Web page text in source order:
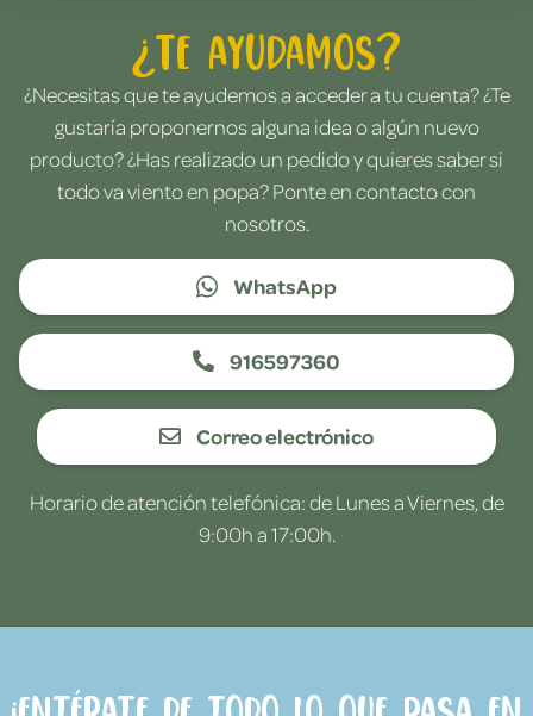
¿Te ayudamos?
¿Necesitas que te ayudemos a acceder a tu cuenta? ¿Te
gustaría proponernos alguna idea o algún nuevo
producto? ¿Has realizado un pedido y quieres saber si
todo va viento en popa? Ponte en contacto con
nosotros.
WhatsApp
916597360
Correo electrónico
Horario de atención telefónica: de Lunes a Viernes, de
9:00h a 17:00h.